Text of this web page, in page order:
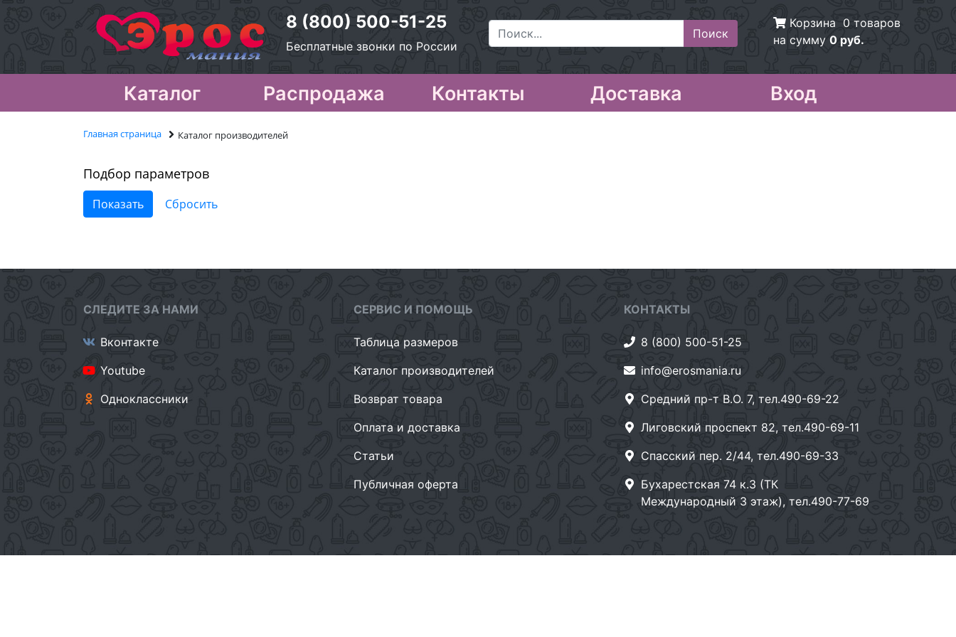
8 (800) 500-51-25
Бесплатные звонки по России
Корзина 0 товаров
на сумму 0 руб.
Каталог Распродажа Контакты Доставка Вход
Главная страница Каталог производителей
Подбор параметров
СЛЕДИТЕ ЗА НАМИ
Вконтакте
Youtube
Одноклассники
СЕРВИС И ПОМОЩЬ
Таблица размеров
Каталог производителей
Возврат товара
Оплата и доставка
Статьи
Публичная оферта
КОНТАКТЫ
8 (800) 500-51-25
info@erosmania.ru
Средний пр-т В.О. 7, тел.490-69-22
Лиговский проспект 82, тел.490-69-11
Спасский пер. 2/44, тел.490-69-33
Бухарестская 74 к.3 (ТК
Международный 3 этаж), тел.490-77-69